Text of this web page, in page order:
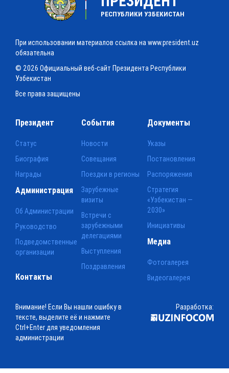
РЕСПУБЛИКИ УЗБЕКИСТАН
При использовании материалов ссылка на www.president.uz
обязательна
© 2026 Официальный веб-сайт Президента Республики
Узбекистан
Все права защищены
Президент
Статус
Биография
Награды
События
Новости
Совещания
Поездки в регионы
Зарубежные
визиты
Встречи с
зарубежными
делегациями
Выступления
Поздравления
Документы
Указы
Постановления
Распоряжения
Стратегия
«Узбекистан —
2030»
Инициативы
Администрация
Об Администрации
Руководство
Подведомственные
организации
Медиа
Фотогалерея
Видеогалерея
Контакты
Внимание! Если Вы нашли ошибку в
тексте, выделите её и нажмите
Ctrl+Enter для уведомления
администрации
Разработка: